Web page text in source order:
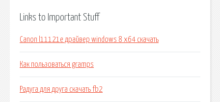
Links to Important Stuff
Canon l11121e драйвер windows 8 x64 скачать
Как пользоваться gramps
Радуга для друга скачать fb2